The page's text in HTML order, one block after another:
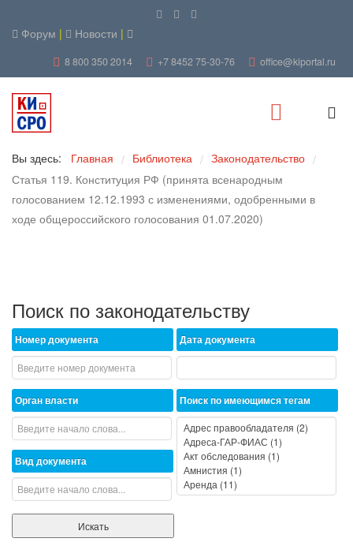
Форум | Новости |
8 800 350 2014 +7 8452 75-30-76 office@kiportal.ru
Вы здесь: Главная / Библиотека / Законодательство /
Статья 119. Конституция РФ (принята всенародным
голосованием 12.12.1993 с изменениями, одобренными в
ходе общероссийского голосования 01.07.2020)
Поиск по законодательству
Номер документа
Орган власти
Вид документа
Дата документа
Поиск по имеющимся тегам